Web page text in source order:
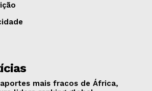
mais fracos de África,